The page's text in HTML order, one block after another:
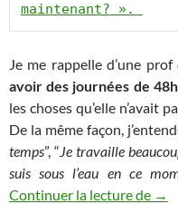
maintenant? ».
Je me rappelle d’une
avoir des journées de 48h
les choses qu’elle n’avait
De la même façon,
temps”, “Je travaille
suis sous l’eau en ce
Continuer la lecture de →